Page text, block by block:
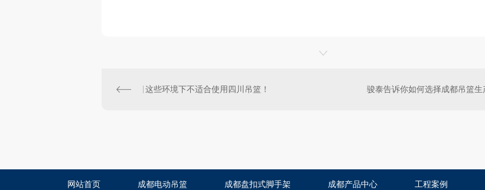
这些环境下不适合使用四川吊篮！
网站首页 成都电动吊篮 成都盘扣式脚手架 成都产品中心 工程案例